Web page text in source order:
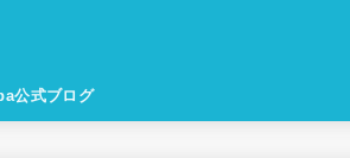
公式ブログ